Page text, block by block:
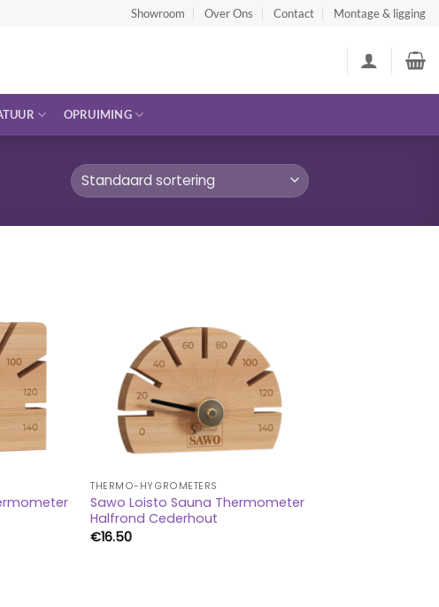
Showroom Over Ons Contact Montage & ligging
OPRUIMING
THERMO-HYGROMETERS
Sawo Loisto Sauna Thermometer
Halfrond Cederhout
€16.50